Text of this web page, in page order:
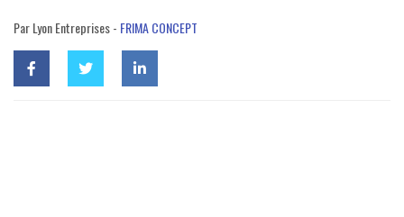
Par Lyon Entreprises - FRIMA CONCEPT